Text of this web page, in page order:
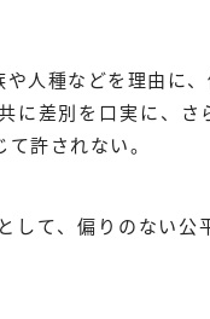
人種などを理由に
に差別を口実に、
許されない。
して、偏りのない